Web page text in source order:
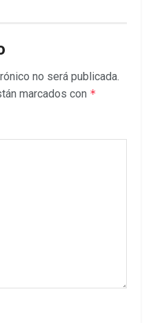
no será publicada.
marcados con *